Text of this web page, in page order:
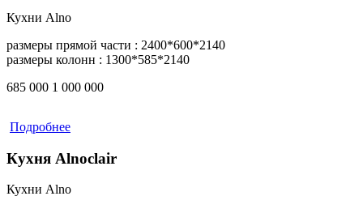
Кухни Alno
размеры прямой части : 2400*600*2140
размеры колонн : 1300*585*2140
685 000 1 000 000
Подробнее
Кухня Alnoclair
Кухни Alno